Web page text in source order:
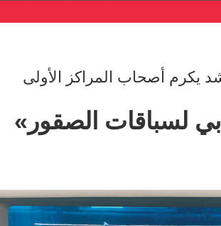
يكرم أصحاب المراكز الأولى
لسباقات الصقور»